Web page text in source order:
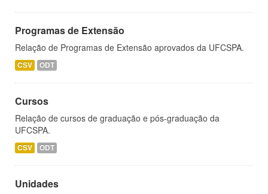
Programas de Extensão
Relação de Programas de Extensão aprovados da UFCSPA.
CSV ODT
Cursos
Relação de cursos de graduação e pós-graduação da
UFCSPA.
CSV ODT
Unidades